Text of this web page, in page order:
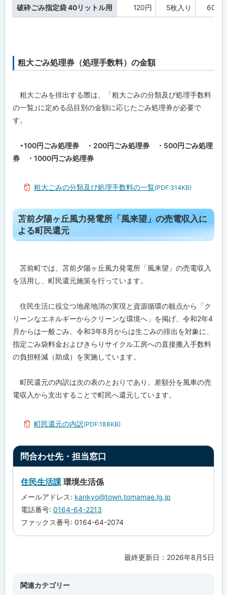
風
来
電
収
よ
る
町
還
合
当
窓
口
破砕ごみ指定袋 40リットル用 120円 5枚入り 600
ト
戻
る
粗大ごみ処理券（処理手数料）の金額
粗大ごみを排出する際は、「粗大ごみの分類及び処理手数料
の一覧」に定める品目別の金額に応じたごみ処理券が必要で
す。
・100円ごみ処理券 ・200円ごみ処理券 ・500円ごみ処理
券 ・1000円ごみ処理券
粗大ごみの分類及び処理手数料の一覧(PDF:314KB)
ト
プ
る
苫前夕陽ヶ丘風力発電所「風来望」の売電収入に
よる町民還元
苫前町では、苫前夕陽ヶ丘風力発電所「風来望」の売電収入
を活用し、町民還元施策を行っています。
住民生活に役立つ地産地消の実現と資源循環の観点から「ク
リーンなエネルギーからクリーンな環境へ」を掲げ、令和2年4
月からは一般ごみ、令和3年8月からは生ごみの排出を対象に、
指定ごみ袋料金およびきらりサイクル工房への直接搬入手数料
の負担軽減（助成）を実施しています。
町民還元の内訳は次の表のとおりであり、差額分を風車の売
電収入から支出することで町民へ還元しています。
町民還元の内訳(PDF:188KB)
ト
問合わせ先・担当窓口
住民生活課環境生活係
メールアドレス: kankyo@town.tomamae.lg.jp
電話番号: 0164-64-2213
ファックス番号: 0164-64-2074
最終更新日： 2026年8月5日
関連カテゴリー